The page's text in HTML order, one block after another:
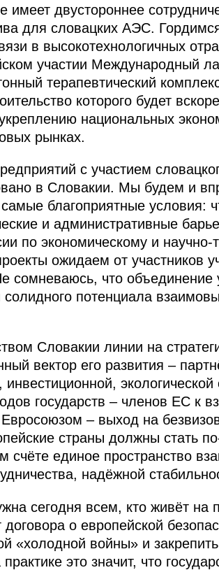
двустороннее
для словацких АЭС.
в высокотехнологичных
участии Международный
терапевтический
которого будет
национальных
рынках.
с участием
в Словакии. Мы будем и
благоприятные условия:
и административные
по экономическому и научно-
ожидаем от участников
сомневаюсь, что
потенциала
Словакии линии на
вектор его развития –
инвестиционной,
государств – членов ЕС к
– выход на
страны должны стать
счёте единое пространство
надёжной
сегодня всем, кто живёт на
о европейской
«холодной войны» и
это значит, что